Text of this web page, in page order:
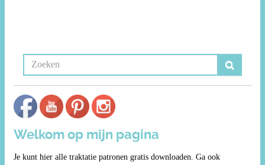
Welkom op mijn pagina
Je kunt hier alle traktatie patronen gratis downloaden. Ga ook